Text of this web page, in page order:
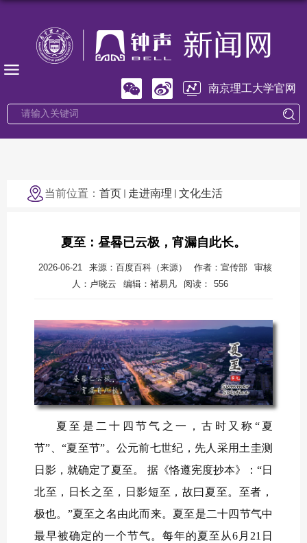
南京理工大学官网
当前位置： 首页 走进南理 文化生活
夏至：昼晷已云极，宵漏自此长。
2026-06-21 来源：百度百科（来源） 作者：宣传部
审核
人：卢晓云
编辑：褚易凡 阅读： 556
夏至是二十四节气之一，古时又称“夏
节”、“夏至节”。公元前七世纪，先人采用土圭测
日影，就确定了夏至。 据《恪遵宪度抄本》：“日
北至，日长之至，日影短至，故曰夏至。至者，
极也。”夏至之名由此而来。夏至是二十四节气中
最早被确定的一个节气。每年的夏至从6月21日